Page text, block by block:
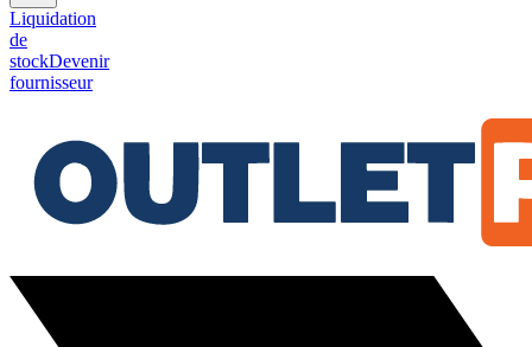
Liquidation
de
stockDevenir
fournisseur